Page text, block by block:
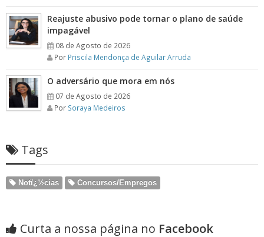
Reajuste abusivo pode tornar o plano de saúde
impagável
08 de Agosto de 2026
Por Priscila Mendonça de Aguilar Arruda
O adversário que mora em nós
07 de Agosto de 2026
Por Soraya Medeiros
Tags
Notï¿½cias Concursos/Empregos
Curta a nossa página no Facebook